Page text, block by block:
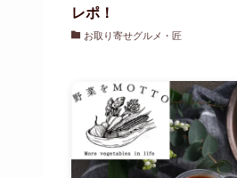
レポ！
お取り寄せグルメ・匠